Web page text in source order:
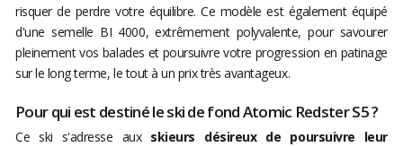
risquer de perdre votre équilibre. Ce modèle est également équipé
d'une semelle BI 4000, extrêmement polyvalente, pour savourer
pleinement vos balades et poursuivre votre progression en patinage
sur le long terme, le tout à un prix très avantageux.
Pour qui est destiné le ski de fond Atomic Redster S5 ?
Ce ski s'adresse aux skieurs désireux de poursuivre leur